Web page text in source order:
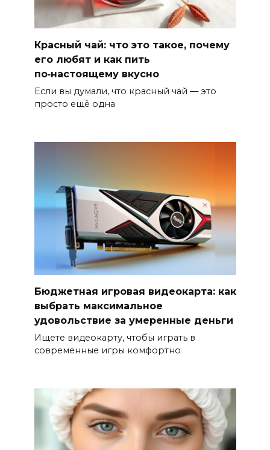
Красный чай: что это такое, почему
его любят и как пить
по‑настоящему вкусно
Если вы думали, что красный чай — это
просто ещё одна
Бюджетная игровая видеокарта: как
выбрать максимальное
удовольствие за умеренные деньги
Ищете видеокарту, чтобы играть в
современные игры комфортно